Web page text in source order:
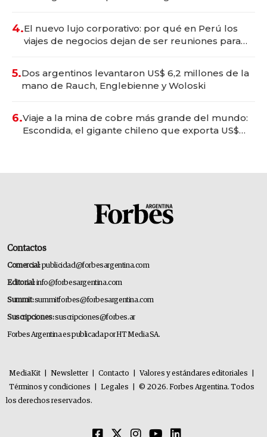
4.El nuevo lujo corporativo: por qué en Perú los
viajes de negocios dejan de ser reuniones para
5.Dos argentinos levantaron US$ 6,2 millones de la
mano de Rauch, Englebienne y Woloski
6.Viaje a la mina de cobre más grande del mundo:
Escondida, el gigante chileno que exporta US$
Contactos
Comercial:publicidad@forbesargentina.com
Editorial:info@forbesargentina.com
Summit:summitforbes@forbesargentina.com
Suscripciones:suscripciones@forbes.ar
Forbes Argentina es publicada por HT Media SA.
MediaKit Newsletter Contacto Valores y estándares editoriales
Términos y condiciones
Legales
© 2026. Forbes Argentina. Todos
los derechos reservados.